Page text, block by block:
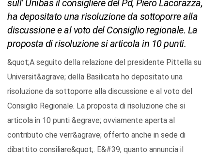
sull’ Unibas il consigliere del Pd, Piero Lacorazza,
ha depositato una risoluzione da sottoporre alla
discussione e al voto del Consiglio regionale. La
proposta di risoluzione si articola in 10 punti.
&quot;A seguito della relazione del presidente Pittella su
Universit&agrave; della Basilicata ho depositato una
risoluzione da sottoporre alla discussione e al voto del
Consiglio Regionale. La proposta di risoluzione che si
articola in 10 punti &egrave; ovviamente aperta al
contributo che verr&agrave; offerto anche in sede di
dibattito consiliare&quot;. E&#39; quanto annuncia il